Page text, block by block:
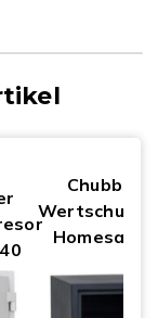
Homesafe